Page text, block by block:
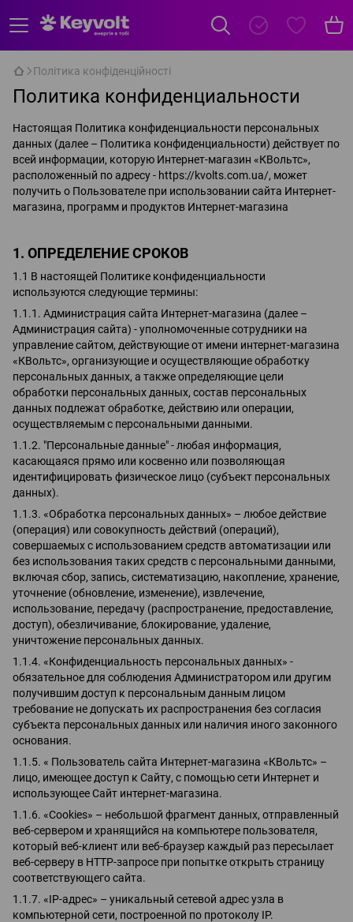
Політика конфіденційності
Политика конфиденциальности
Настоящая Политика конфиденциальности персональных
данных (далее – Политика конфиденциальности) действует по
всей информации, которую Интернет-магазин «КВольтс»,
расположенный по адресу - https://kvolts.com.ua/, может
получить о Пользователе при использовании сайта Интернет-
магазина, программ и продуктов Интернет-магазина
1. ОПРЕДЕЛЕНИЕ СРОКОВ
1.1 В настоящей Политике конфиденциальности
используются следующие термины:
1.1.1. Администрация сайта Интернет-магазина (далее –
Администрация сайта) - уполномоченные сотрудники на
управление сайтом, действующие от имени интернет-магазина
«КВольтс», организующие и осуществляющие обработку
персональных данных, а также определяющие цели
обработки персональных данных, состав персональных
данных подлежат обработке, действию или операции,
осуществляемым с персональными данными.
1.1.2. "Персональные данные" - любая информация,
касающаяся прямо или косвенно или позволяющая
идентифицировать физическое лицо (субъект персональных
данных).
1.1.3. «Обработка персональных данных» – любое действие
(операция) или совокупность действий (операций),
совершаемых с использованием средств автоматизации или
без использования таких средств с персональными данными,
включая сбор, запись, систематизацию, накопление, хранение,
уточнение (обновление, изменение), извлечение,
использование, передачу (распространение, предоставление,
доступ), обезличивание, блокирование, удаление,
уничтожение персональных данных.
1.1.4. «Конфиденциальность персональных данных» -
обязательное для соблюдения Администратором или другим
получившим доступ к персональным данным лицом
требование не допускать их распространения без согласия
субъекта персональных данных или наличия иного законного
основания.
1.1.5. « Пользователь сайта Интернет-магазина «КВольтс» –
лицо, имеющее доступ к Сайту, с помощью сети Интернет и
использующее Сайт интернет-магазина.
1.1.6. «Cookies» – небольшой фрагмент данных, отправленный
веб-сервером и хранящийся на компьютере пользователя,
который веб-клиент или веб-браузер каждый раз пересылает
веб-серверу в HTTP-запросе при попытке открыть страницу
соответствующего сайта.
1.1.7. «IP-адрес» – уникальный сетевой адрес узла в
компьютерной сети, построенной по протоколу IP.